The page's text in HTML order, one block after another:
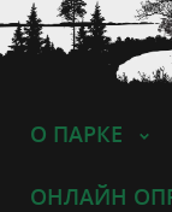
О ПАРКЕ
ОНЛАЙН